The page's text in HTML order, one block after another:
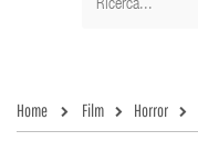
Home Film Horror